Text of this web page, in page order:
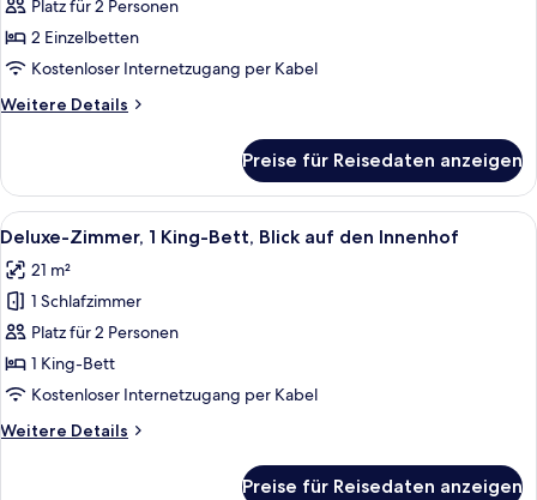
Terrasse
anzeigen
Platz für 2 Personen
2 Einzelbetten
Kostenloser Internetzugang per Kabel
Weitere Details
Weitere
Zimmer,
2 Einzelbetten,
Terrasse
Preise für Reisedaten anzeigen
Alle
Fotos
für
Deluxe-
Zimmer,
1 King-
Bett,
auf
Ein Hotelzimmer mit einem großen
11
Deluxe-Zimmer, 1 King-Bett, Blick auf den Innenhof
21 m²
1 Schlafzimmer
Platz für 2 Personen
1 King-Bett
Kostenloser Internetzugang per Kabel
Weitere Details
Weitere
Preise für Reisedaten anzeigen